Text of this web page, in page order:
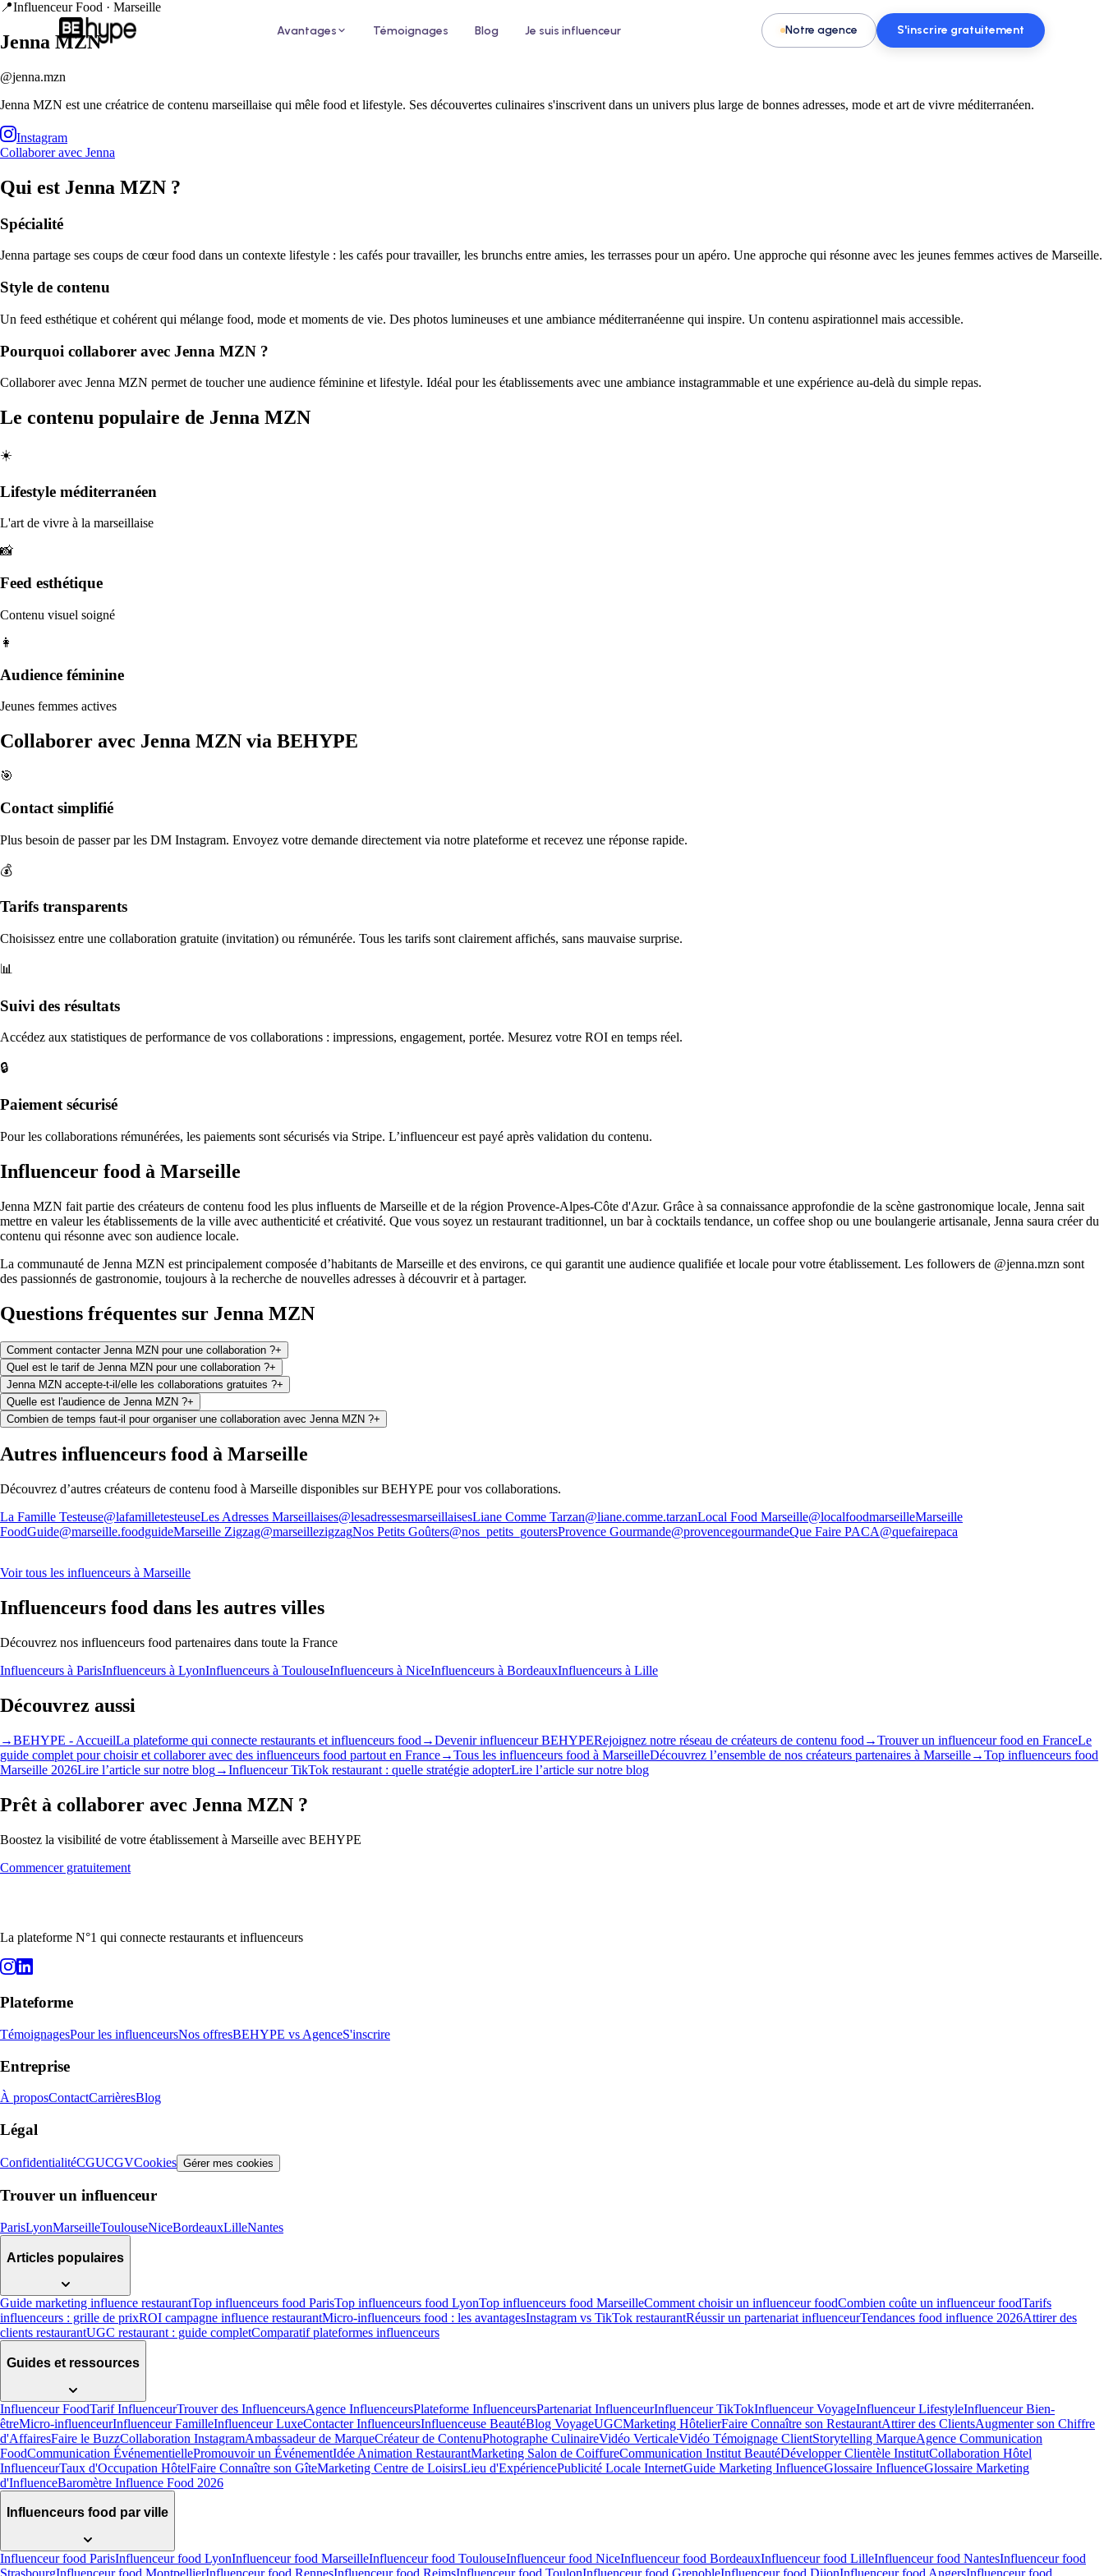
Avantages
Pour un restaurant
Témoignages Blog Je suis influenceur Notre agence S'inscrire gratuitement
📍Influenceur Food · Marseille
Jenna MZN
@jenna.mzn
Jenna MZN est une créatrice de contenu marseillaise qui mêle food et lifestyle. Ses découvertes culinaires s'inscrivent dans un univers plus large de bonnes adresses, mode et art de vivre méditerranéen.
Instagram
Collaborer avec Jenna
Qui est Jenna MZN ?
Spécialité
Jenna partage ses coups de cœur food dans un contexte lifestyle : les cafés pour travailler, les brunchs entre amies, les terrasses pour un apéro. Une approche qui résonne avec les jeunes femmes actives de Marseille.
Style de contenu
Un feed esthétique et cohérent qui mélange food, mode et moments de vie. Des photos lumineuses et une ambiance méditerranéenne qui inspire. Un contenu aspirationnel mais accessible.
Pourquoi collaborer avec Jenna MZN ?
Collaborer avec Jenna MZN permet de toucher une audience féminine et lifestyle. Idéal pour les établissements avec une ambiance instagrammable et une expérience au-delà du simple repas.
Le contenu populaire de Jenna MZN
☀️
Lifestyle méditerranéen
L'art de vivre à la marseillaise
📸
Feed esthétique
Contenu visuel soigné
👩
Audience féminine
Jeunes femmes actives
Collaborer avec Jenna MZN via BEHYPE
🎯
Contact simplifié
Plus besoin de passer par les DM Instagram. Envoyez votre demande directement via notre plateforme et recevez une réponse rapide.
💰
Tarifs transparents
Choisissez entre une collaboration gratuite (invitation) ou rémunérée. Tous les tarifs sont clairement affichés, sans mauvaise surprise.
📊
Suivi des résultats
Accédez aux statistiques de performance de vos collaborations : impressions, engagement, portée. Mesurez votre ROI en temps réel.
🔒
Paiement sécurisé
Pour les collaborations rémunérées, les paiements sont sécurisés via Stripe. L’influenceur est payé après validation du contenu.
Influenceur food à Marseille
Jenna MZN fait partie des créateurs de contenu food les plus influents de Marseille et de la région Provence-Alpes-Côte d'Azur. Grâce à sa connaissance approfondie de la scène gastronomique locale, Jenna sait
mettre en valeur les établissements de la ville avec authenticité et créativité. Que vous soyez un restaurant traditionnel, un bar à cocktails tendance, un coffee shop ou une boulangerie artisanale, Jenna saura créer du
contenu qui résonne avec son audience locale.
La communauté de Jenna MZN est principalement composée d’habitants de Marseille et des environs, ce qui garantit une audience qualifiée et locale pour votre établissement. Les followers de @jenna.mzn sont
des passionnés de gastronomie, toujours à la recherche de nouvelles adresses à découvrir et à partager.
Questions fréquentes sur Jenna MZN
Comment contacter Jenna MZN pour une collaboration ?+
Quel est le tarif de Jenna MZN pour une collaboration ?+
Jenna MZN accepte-t-il/elle les collaborations gratuites ?+
Quelle est l'audience de Jenna MZN ?+
Combien de temps faut-il pour organiser une collaboration avec Jenna MZN ?+
Autres influenceurs food à Marseille
Découvrez d’autres créateurs de contenu food à Marseille disponibles sur BEHYPE pour vos collaborations.
La Famille Testeuse@lafamilletesteuseLes Adresses Marseillaises@lesadressesmarseillaisesLiane Comme Tarzan@liane.comme.tarzanLocal Food Marseille@localfoodmarseilleMarseille
FoodGuide@marseille.foodguideMarseille Zigzag@marseillezigzagNos Petits Goûters@nos_petits_goutersProvence Gourmande@provencegourmandeQue Faire PACA@quefairepaca
Voir tous les influenceurs à Marseille
Influenceurs food dans les autres villes
Découvrez nos influenceurs food partenaires dans toute la France
Influenceurs à ParisInfluenceurs à LyonInfluenceurs à ToulouseInfluenceurs à NiceInfluenceurs à BordeauxInfluenceurs à Lille
Découvrez aussi
→BEHYPE - AccueilLa plateforme qui connecte restaurants et influenceurs food →Devenir influenceur BEHYPERejoignez notre réseau de créateurs de contenu food →Trouver un influenceur food en FranceLe
guide complet pour choisir et collaborer avec des influenceurs food partout en France→Tous les influenceurs food à MarseilleDécouvrez l’ensemble de nos créateurs partenaires à Marseille→Top influenceurs food
Marseille 2026Lire l’article sur notre blog→Influenceur TikTok restaurant : quelle stratégie adopterLire l’article sur notre blog
Prêt à collaborer avec Jenna MZN ?
Boostez la visibilité de votre établissement à Marseille avec BEHYPE
Commencer gratuitement
La plateforme N°1 qui connecte restaurants et influenceurs
Plateforme
TémoignagesPour les influenceursNos offresBEHYPE vs AgenceS'inscrire
Entreprise
À proposContactCarrièresBlog
Légal
ConfidentialitéCGUCGVCookies Gérer mes cookies
Trouver un influenceur
ParisLyonMarseilleToulouseNiceBordeauxLilleNantes
Articles populaires
Guide marketing influence restaurantTop influenceurs food ParisTop influenceurs food LyonTop influenceurs food MarseilleComment choisir un influenceur foodCombien coûte un influenceur foodTarifs
influenceurs : grille de prixROI campagne influence restaurantMicro-influenceurs food : les avantagesInstagram vs TikTok restaurantRéussir un partenariat influenceurTendances food influence 2026Attirer des
clients restaurantUGC restaurant : guide completComparatif plateformes influenceurs
Guides et ressources
Influenceur FoodTarif InfluenceurTrouver des InfluenceursAgence InfluenceursPlateforme InfluenceursPartenariat InfluenceurInfluenceur TikTokInfluenceur VoyageInfluenceur LifestyleInfluenceur Bien-
êtreMicro-influenceurInfluenceur FamilleInfluenceur LuxeContacter InfluenceursInfluenceuse BeautéBlog VoyageUGCMarketing HôtelierFaire Connaître son RestaurantAttirer des ClientsAugmenter son Chiffre
d'AffairesFaire le BuzzCollaboration InstagramAmbassadeur de MarqueCréateur de ContenuPhotographe CulinaireVidéo VerticaleVidéo Témoignage ClientStorytelling MarqueAgence Communication
FoodCommunication ÉvénementiellePromouvoir un ÉvénementIdée Animation RestaurantMarketing Salon de CoiffureCommunication Institut BeautéDévelopper Clientèle InstitutCollaboration Hôtel
InfluenceurTaux d'Occupation HôtelFaire Connaître son GîteMarketing Centre de LoisirsLieu d'ExpériencePublicité Locale InternetGuide Marketing InfluenceGlossaire InfluenceGlossaire Marketing
d'InfluenceBaromètre Influence Food 2026
Influenceurs food par ville
Influenceur food ParisInfluenceur food LyonInfluenceur food MarseilleInfluenceur food ToulouseInfluenceur food NiceInfluenceur food BordeauxInfluenceur food LilleInfluenceur food NantesInfluenceur food
StrasbourgInfluenceur food MontpellierInfluenceur food RennesInfluenceur food ReimsInfluenceur food ToulonInfluenceur food GrenobleInfluenceur food DijonInfluenceur food AngersInfluenceur food